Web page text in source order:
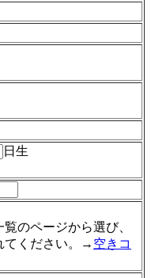
日生
のページから選び、
てください。→ 空きコ